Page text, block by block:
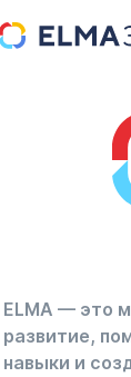
ELMA — это
развитие,
навыки и